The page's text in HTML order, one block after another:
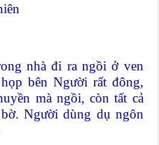
nhà đi ra ngồi ở ven
bên Người rất đông,
mà ngồi, còn tất cả
Người dùng dụ ngôn